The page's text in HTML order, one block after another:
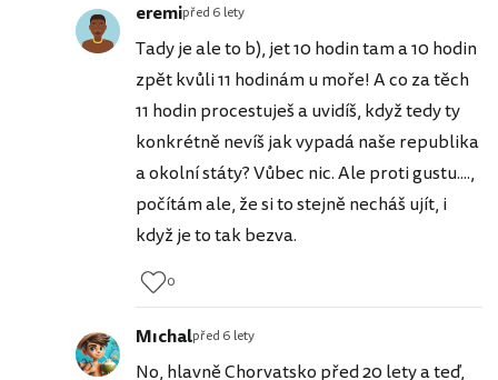
eremipřed 6 lety
Tady je ale to b), jet 10 hodin tam a 10 hodin
zpět kvůli 11 hodinám u moře! A co za těch
11 hodin procestuješ a uvidíš, když tedy ty
konkrétně nevíš jak vypadá naše republika
a okolní státy? Vůbec nic. Ale proti gustu....,
počítám ale, že si to stejně necháš ujít, i
když je to tak bezva.
0
Mıchalpřed 6 lety
No, hlavně Chorvatsko před 20 lety a teď,